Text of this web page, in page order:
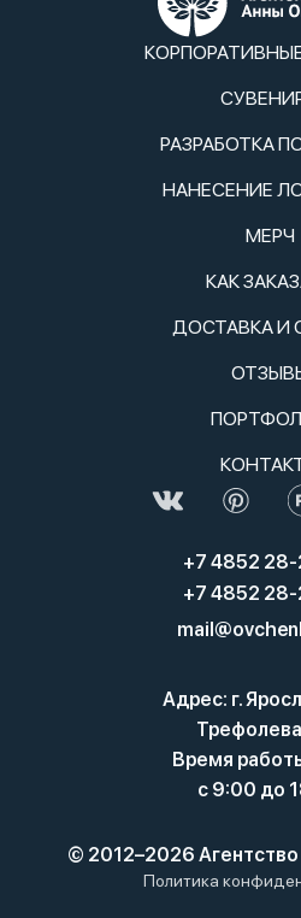
РАЗРАБОТКА
НАНЕСЕНИЕ
МЕРЧ
КАК
ДОСТАВКА И
+7 4852
+7 4852
Адрес: г.
Время
с 9:00 до
Политика
© 2012–2026